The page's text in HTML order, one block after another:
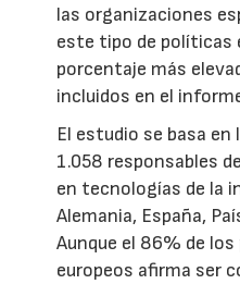
las organizaciones
este tipo de políticas
porcentaje más
incluidos en el
El estudio se basa en
1.058 responsables
en tecnologías de la
Alemania, España,
Aunque el 86% de
europeos afirma ser